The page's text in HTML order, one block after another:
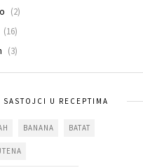
(2)
(16)
(3)
SASTOJCI U RECEPTIMA
BANANA BATAT